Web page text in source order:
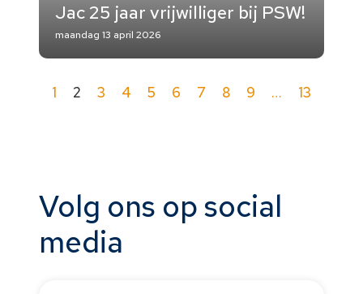
Jac 25 jaar vrijwilliger bij PSW!
maandag 13 april 2026
1 2 3 4 5 6 7 8 9 … 13
Volg ons op social
media